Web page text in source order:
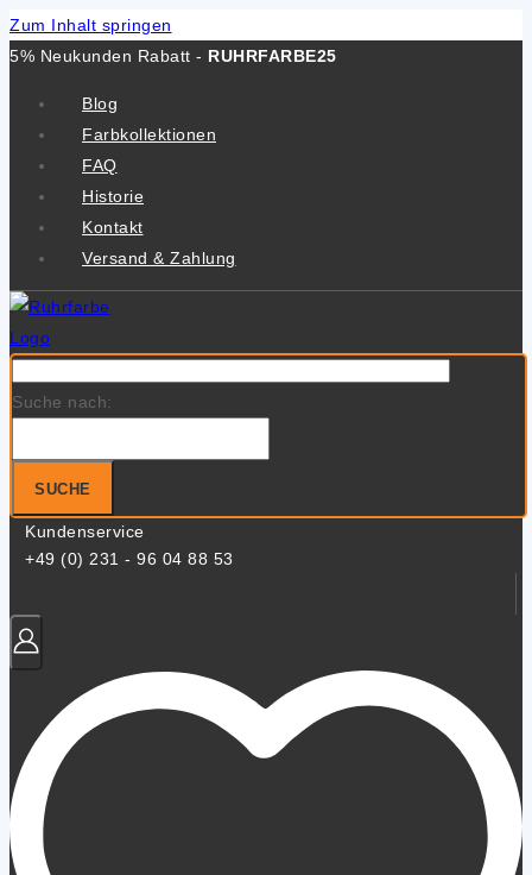
Zum Inhalt springen
5% Neukunden Rabatt - RUHRFARBE25
Blog
Farbkollektionen
FAQ
Historie
Kontakt
Versand & Zahlung
Suche nach:
SUCHE
Kundenservice
+49 (0) 231 - 96 04 88 53